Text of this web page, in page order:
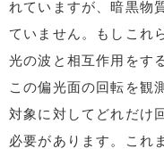
れていますが、暗黒物
ていません。もしこれ
光の波と相互作用をす
この偏光面の回転を観
対象に対してどれだけ
必要があります。これ